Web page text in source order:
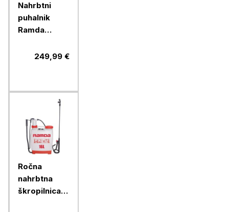
Nahrbtni
puhalnik
Ramda
249,99 €
Ročna
nahrbtna
škropilnica